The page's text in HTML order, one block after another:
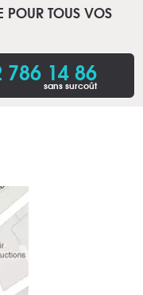
POUR TOUS VOS
786 14 86
sans surcoût